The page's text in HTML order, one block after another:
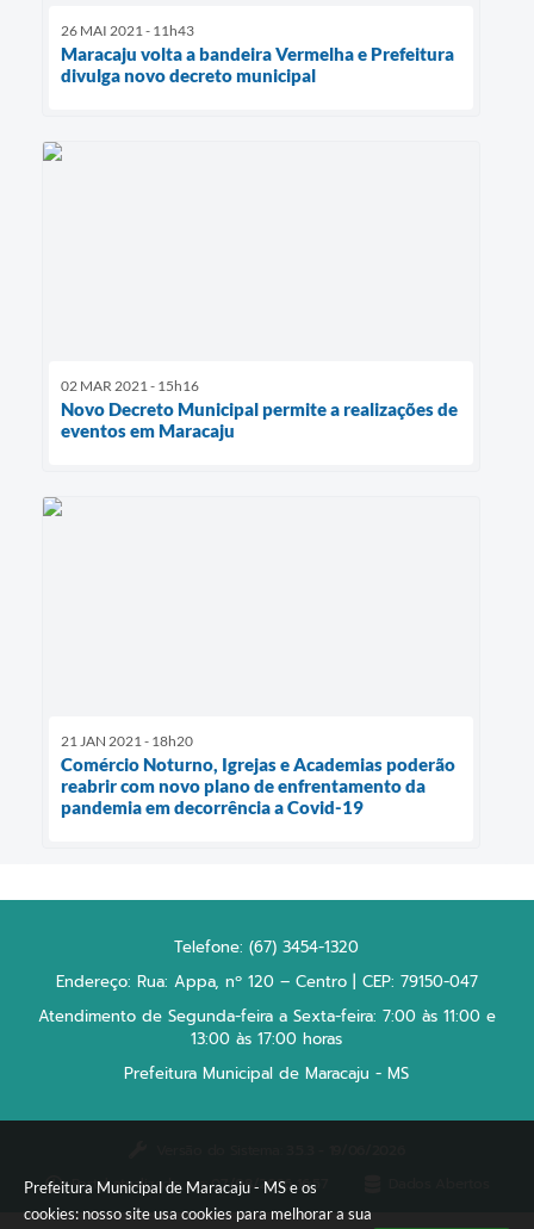
Prefeitura Municipal de Maracaju - MS e os
cookies: nosso site usa cookies para melhorar a sua
26 MAI 2021 - 11h43
Maracaju volta a bandeira Vermelha e Prefeitura
divulga novo decreto municipal
02 MAR 2021 - 15h16
Novo Decreto Municipal permite a realizações de
eventos em Maracaju
21 JAN 2021 - 18h20
Comércio Noturno, Igrejas e Academias poderão
reabrir com novo plano de enfrentamento da
pandemia em decorrência a Covid-19
Telefone: (67) 3454-1320
Endereço: Rua: Appa, nº 120 – Centro | CEP: 79150-047
Atendimento de Segunda-feira a Sexta-feira: 7:00 às 11:00 e
13:00 às 17:00 horas
Prefeitura Municipal de Maracaju - MS
Portal atualizado em:07/08/2026 16:57